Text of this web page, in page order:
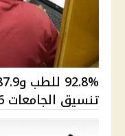
تنسيق الجامعات 2026 وأماكن المرحلة ...